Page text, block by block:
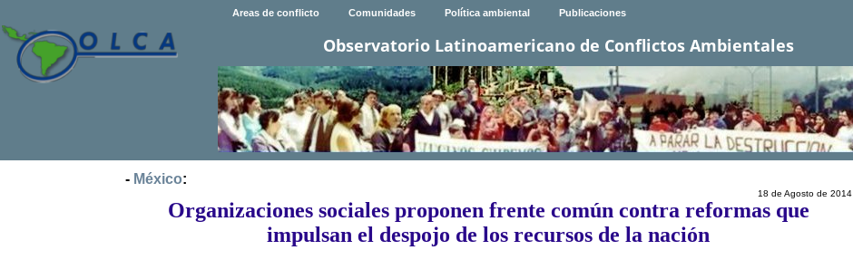
Areas de conflicto Comunidades Política ambiental Publicaciones
Observatorio Latinoamericano de Conflictos Ambientales
- México:
18 de Agosto de 2014
Organizaciones sociales proponen frente común contra reformas que
impulsan el despojo de los recursos de la nación